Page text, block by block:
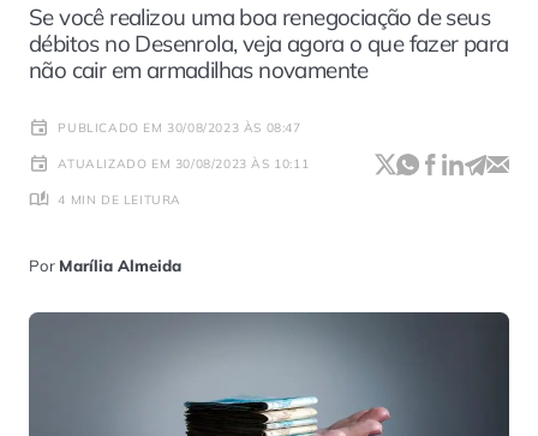
Se você realizou uma boa renegociação de seus
débitos no Desenrola, veja agora o que fazer para
não cair em armadilhas novamente
PUBLICADO EM 30/08/2023 ÀS 08:47
ATUALIZADO EM 30/08/2023 ÀS 10:11
4 MIN DE LEITURA
Por Marília Almeida